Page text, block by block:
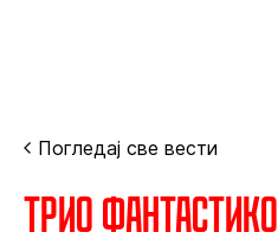
Погледај све вести
Трио фантастико